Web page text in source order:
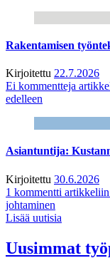
Rakentamisen
Kirjoitettu 22.7.2026
Ei kommentteja
edelleen
Asiantuntija:
Kirjoitettu 30.6.2026
1 kommentti artikkeliin
johtaminen
Lisää uutisia
Uusimmat